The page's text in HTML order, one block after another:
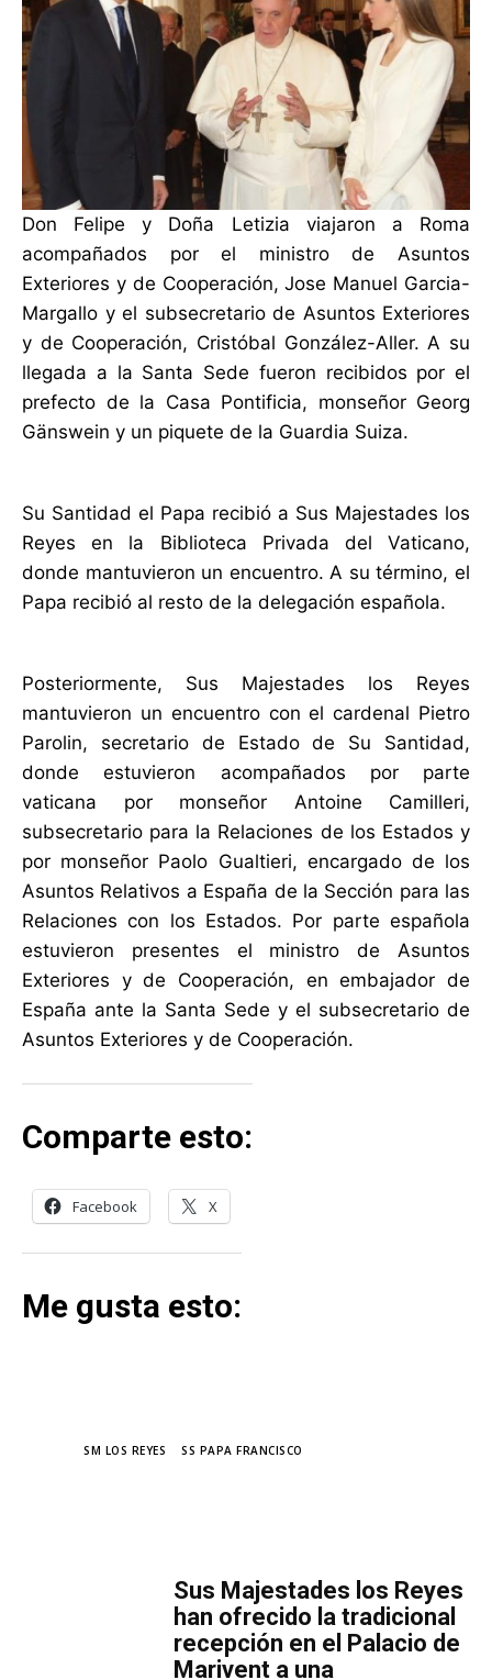
​Sus Majestades los Reyes
han ofrecido la tradicional
recepción en el Palacio de
Marivent​ a una
Don Felipe y Doña Letizia viajaron a Roma
acompañados por el ministro de Asuntos
Exteriores y de Cooperación, Jose Manuel Garcia-
Margallo y el subsecretario de Asuntos Exteriores
y de Cooperación, Cristóbal González-Aller. A su
llegada a la Santa Sede fueron recibidos por el
prefecto de la Casa Pontificia, monseñor Georg
Gänswein y un piquete de la Guardia Suiza.
Su Santidad el Papa recibió a Sus Majestades los
Reyes en la Biblioteca Privada del Vaticano,
donde mantuvieron un encuentro. A su término, el
Papa recibió al resto de la delegación española.
Posteriormente, Sus Majestades los Reyes
mantuvieron un encuentro con el cardenal Pietro
Parolin, secretario de Estado de Su Santidad,
donde estuvieron acompañados por parte
vaticana por monseñor Antoine Camilleri,
subsecretario para la Relaciones de los Estados y
por monseñor Paolo Gualtieri, encargado de los
Asuntos Relativos a España de la Sección para las
Relaciones con los Estados. Por parte española
estuvieron presentes el ministro de Asuntos
Exteriores y de Cooperación, en embajador de
España ante la Santa Sede y el subsecretario de
Asuntos Exteriores y de Cooperación.
Comparte esto:
Facebook X
Me gusta esto:
SM LOS REYES SS PAPA FRANCISCO